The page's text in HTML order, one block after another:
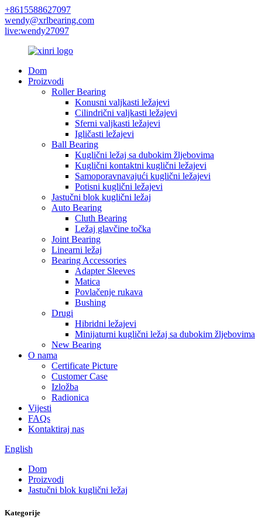
+8615588627097
wendy@xrlbearing.com
live:wendy27097
Dom
Proizvodi
Roller Bearing
Konusni valjkasti ležajevi
Cilindrični valjkasti ležajevi
Sferni valjkasti ležajevi
Igličasti ležajevi
Ball Bearing
Kuglični ležaj sa dubokim žljebovima
Kuglični kontaktni kuglični ležajevi
Samoporavnavajući kuglični ležajevi
Potisni kuglični ležajevi
Jastučni blok kuglični ležaj
Auto Bearing
Cluth Bearing
Ležaj glavčine točka
Joint Bearing
Linearni ležaj
Bearing Accessories
Adapter Sleeves
Matica
Povlačenje rukava
Bushing
Drugi
Hibridni ležajevi
Minijaturni kuglični ležaj sa dubokim žljebovima
New Bearing
O nama
Certificate Picture
Customer Case
Izložba
Radionica
Vijesti
FAQs
Kontaktiraj nas
English
Dom
Proizvodi
Jastučni blok kuglični ležaj
Kategorije